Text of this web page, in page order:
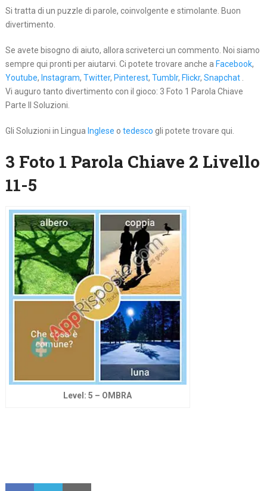
Si tratta di un puzzle di parole, coinvolgente e stimolante. Buon
divertimento.
Se avete bisogno di aiuto, allora scriveterci un commento. Noi siamo
sempre qui pronti per aiutarvi. Ci potete trovare anche a Facebook,
Youtube, Instagram, Twitter, Pinterest, Tumblr, Flickr, Snapchat.
Vi auguro tanto divertimento con il gioco: 3 Foto 1 Parola Chiave
Parte II Soluzioni.
Gli Soluzioni in Lingua Inglese o tedesco gli potete trovare qui.
3 Foto 1 Parola Chiave 2 Livello
11-5
Level: 5 – OMBRA